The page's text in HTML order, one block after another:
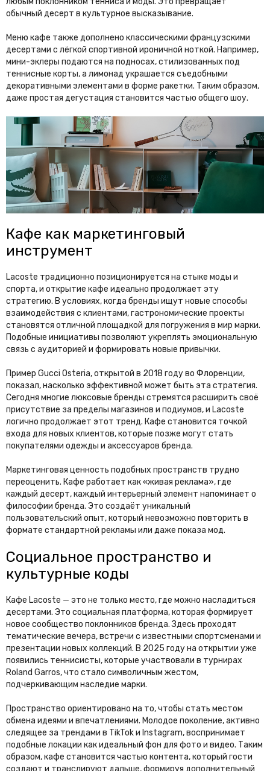
обычный десерт в культурное высказывание.
Меню кафе также дополнено классическими французскими
десертами с лёгкой спортивной ироничной ноткой. Например,
мини-эклеры подаются на подносах, стилизованных под
теннисные корты, а лимонад украшается съедобными
декоративными элементами в форме ракетки. Таким образом,
даже простая дегустация становится частью общего шоу.
Кафе как маркетинговый
инструмент
Lacoste традиционно позиционируется на стыке моды и
спорта, и открытие кафе идеально продолжает эту
стратегию. В условиях, когда бренды ищут новые способы
взаимодействия с клиентами, гастрономические проекты
становятся отличной площадкой для погружения в мир марки.
Подобные инициативы позволяют укреплять эмоциональную
связь с аудиторией и формировать новые привычки.
Пример Gucci Osteria, открытой в 2018 году во Флоренции,
показал, насколько эффективной может быть эта стратегия.
Сегодня многие люксовые бренды стремятся расширить своё
присутствие за пределы магазинов и подиумов, и Lacoste
логично продолжает этот тренд. Кафе становится точкой
входа для новых клиентов, которые позже могут стать
покупателями одежды и аксессуаров бренда.
Маркетинговая ценность подобных пространств трудно
переоценить. Кафе работает как «живая реклама», где
каждый десерт, каждый интерьерный элемент напоминает о
философии бренда. Это создаёт уникальный
пользовательский опыт, который невозможно повторить в
формате стандартной рекламы или даже показа мод.
Социальное пространство и
культурные коды
Кафе Lacoste — это не только место, где можно насладиться
десертами. Это социальная платформа, которая формирует
новое сообщество поклонников бренда. Здесь проходят
тематические вечера, встречи с известными спортсменами и
презентации новых коллекций. В 2025 году на открытии уже
появились теннисисты, которые участвовали в турнирах
Roland Garros, что стало символичным жестом,
подчеркивающим наследие марки.
Пространство ориентировано на то, чтобы стать местом
обмена идеями и впечатлениями. Молодое поколение, активно
следящее за трендами в TikTok и Instagram, воспринимает
подобные локации как идеальный фон для фото и видео. Таким
образом, кафе становится частью контента, который гости
создают и транслируют дальше, формируя дополнительный